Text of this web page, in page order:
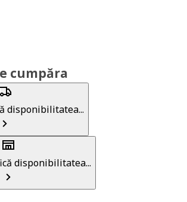
generală: 4.8 din 5 stele Total
cumpăra
disponibilitatea...
disponibilitatea...